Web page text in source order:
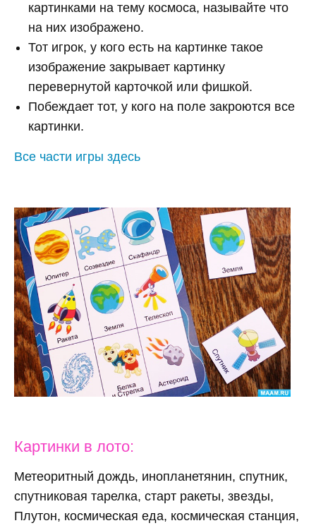
картинками на тему космоса, называйте что
на них изображено.
Тот игрок, у кого есть на картинке такое
изображение закрывает картинку
перевернутой карточкой или фишкой.
Побеждает тот, у кого на поле закроются все
картинки.
Все части игры здесь
Картинки в лото:
Метеоритный дождь, инопланетянин, спутник,
спутниковая тарелка, старт ракеты, звезды,
Плутон, космическая еда, космическая станция,